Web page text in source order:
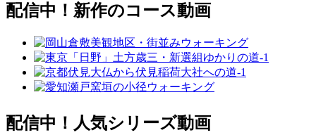
配信中！新作のコース動画
配信中！人気シリーズ動画